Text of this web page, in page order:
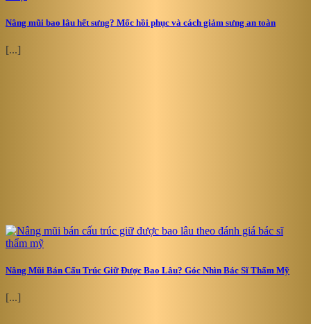
Nâng mũi bao lâu hết sưng? Mốc hồi phục và cách giảm sưng an toàn
[...]
Nâng Mũi Bán Cấu Trúc Giữ Được Bao Lâu? Góc Nhìn Bác Sĩ Thẩm Mỹ
[...]